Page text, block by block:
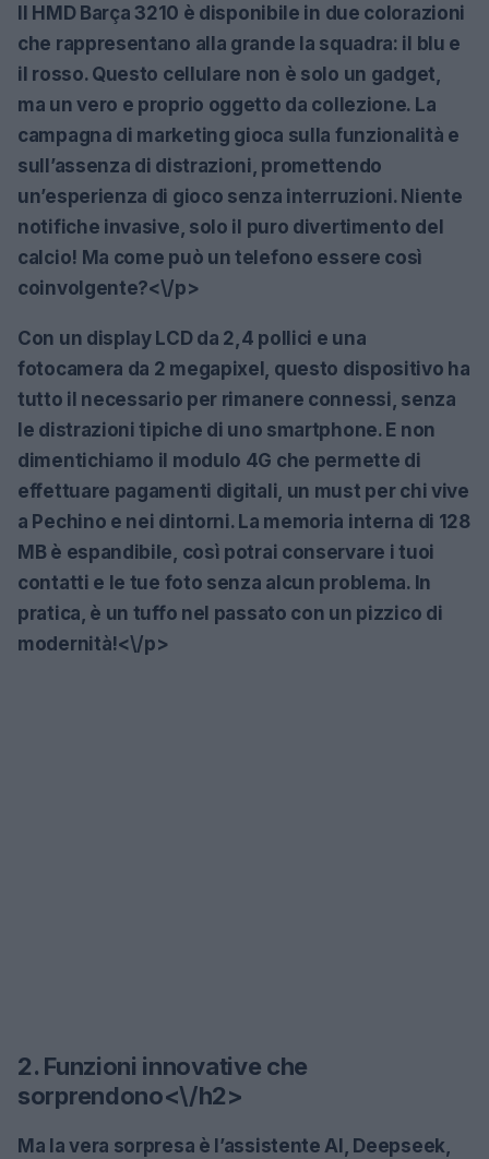
Il HMD Barça 3210 è disponibile in due colorazioni
che rappresentano alla grande la squadra: il blu e
il rosso. Questo cellulare non è solo un gadget,
ma un vero e proprio oggetto da collezione. La
campagna di marketing gioca sulla funzionalità e
sull’assenza di distrazioni, promettendo
un’esperienza di gioco senza interruzioni. Niente
notifiche invasive, solo il puro divertimento del
calcio! Ma come può un telefono essere così
coinvolgente?<\/p>
Con un display LCD da 2,4 pollici e una
fotocamera da 2 megapixel, questo dispositivo ha
tutto il necessario per rimanere connessi, senza
le distrazioni tipiche di uno smartphone. E non
dimentichiamo il modulo 4G che permette di
effettuare pagamenti digitali, un must per chi vive
a Pechino e nei dintorni. La memoria interna di 128
MB è espandibile, così potrai conservare i tuoi
contatti e le tue foto senza alcun problema. In
pratica, è un tuffo nel passato con un pizzico di
modernità!<\/p>
2. Funzioni innovative che
sorprendono<\/h2>
Ma la vera sorpresa è l’assistente AI, Deepseek